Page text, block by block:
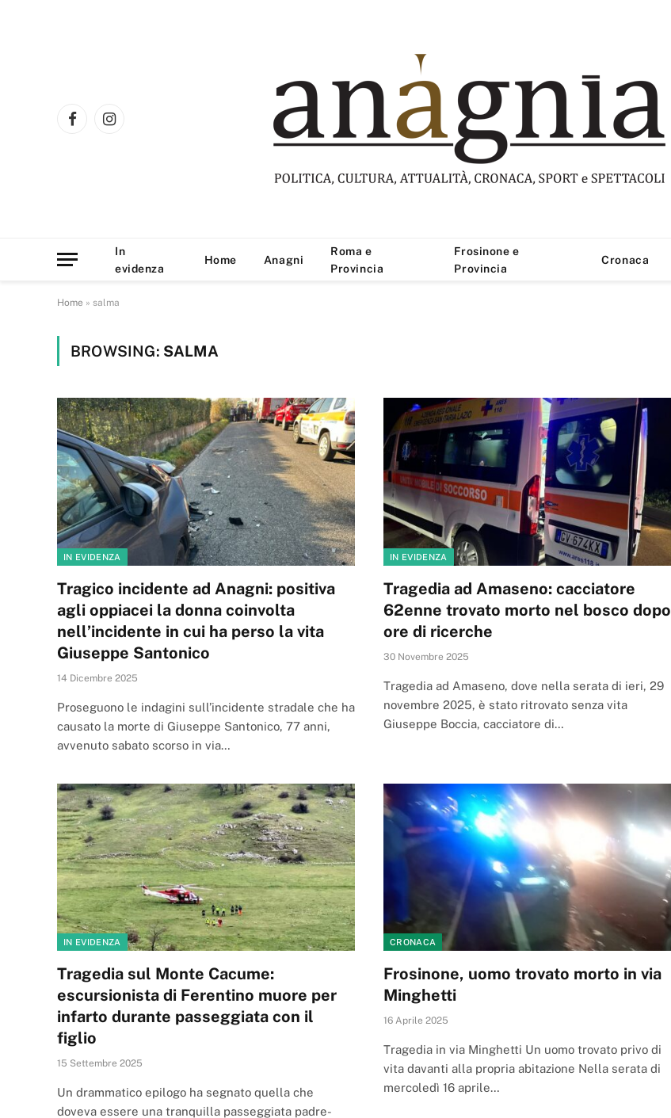
FacebookInstagram
In
evidenza
Home Anagni
Roma e
Provincia
Frosinone e
Provincia
Cronaca
Home » salma
BROWSING: SALMA
IN EVIDENZA
Tragico incidente ad Anagni: positiva
agli oppiacei la donna coinvolta
nell’incidente in cui ha perso la vita
Giuseppe Santonico
14 Dicembre 2025
Proseguono le indagini sull’incidente stradale che ha
causato la morte di Giuseppe Santonico, 77 anni,
avvenuto sabato scorso in via…
IN EVIDENZA
Tragedia ad Amaseno: cacciatore
62enne trovato morto nel bosco dopo
ore di ricerche
30 Novembre 2025
Tragedia ad Amaseno, dove nella serata di ieri, 29
novembre 2025, è stato ritrovato senza vita
Giuseppe Boccia, cacciatore di…
IN EVIDENZA
Tragedia sul Monte Cacume:
escursionista di Ferentino muore per
infarto durante passeggiata con il
figlio
15 Settembre 2025
Un drammatico epilogo ha segnato quella che
doveva essere una tranquilla passeggiata padre-
CRONACA
Frosinone, uomo trovato morto in via
Minghetti
16 Aprile 2025
Tragedia in via Minghetti Un uomo trovato privo di
vita davanti alla propria abitazione Nella serata di
mercoledì 16 aprile…